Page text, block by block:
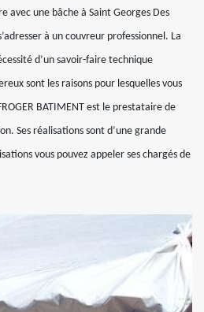
avec une bâche à Saint Georges Des
à un couvreur professionnel. La
d’un savoir-faire technique
sont les raisons pour lesquelles vous
BATIMENT est le prestataire de
Ses réalisations sont d’une grande
vous pouvez appeler ses chargés de